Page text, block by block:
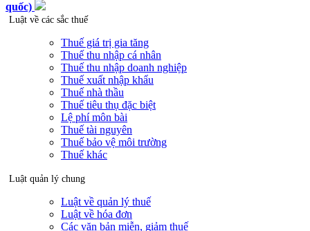
quốc)
Luật về các sắc thuế
Thuế giá trị gia tăng
Thuế thu nhập cá nhân
Thuế thu nhập doanh nghiệp
Thuế xuất nhập khẩu
Thuế nhà thầu
Thuế tiêu thụ đặc biệt
Lệ phí môn bài
Thuế tài nguyên
Thuế bảo vệ môi trường
Thuế khác
Luật quản lý chung
Luật về quản lý thuế
Luật về hóa đơn
Các văn bản miễn, giảm thuế